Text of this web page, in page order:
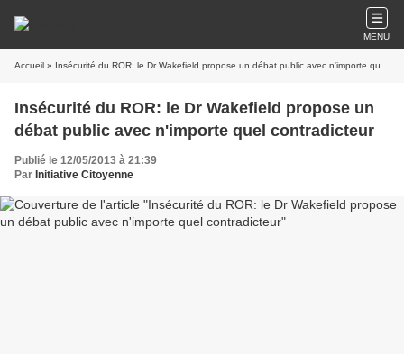
MENU
Accueil » Insécurité du ROR: le Dr Wakefield propose un débat public avec n'importe quel contradicteur
Insécurité du ROR: le Dr Wakefield propose un
débat public avec n'importe quel contradicteur
Publié le 12/05/2013 à 21:39
Par Initiative Citoyenne